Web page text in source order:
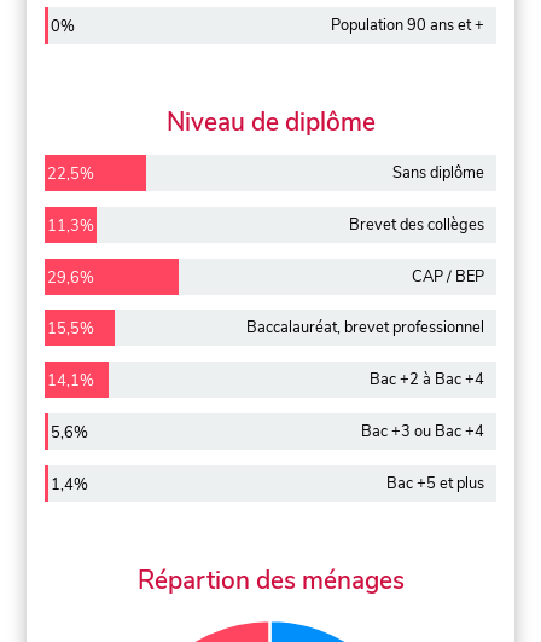
0% Population 90 ans et +
Niveau de diplôme
22,5% Sans diplôme
11,3% Brevet des collèges
29,6% CAP / BEP
15,5% Baccalauréat, brevet professionnel
14,1% Bac +2 à Bac +4
5,6% Bac +3 ou Bac +4
1,4% Bac +5 et plus
Répartion des ménages